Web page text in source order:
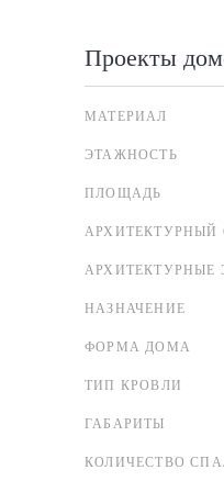
Проекты
МАТЕРИАЛ
ЭТАЖНОСТЬ
ПЛОЩАДЬ
АРХИТЕКТУРНЫЙ
АРХИТЕКТУРНЫЕ
НАЗНАЧЕНИЕ
ФОРМА ДОМА
ТИП КРОВЛИ
ГАБАРИТЫ
КОЛИЧЕСТВО